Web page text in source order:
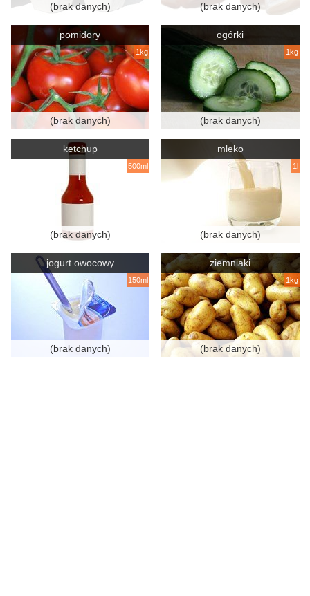
(brak danych) (brak danych)
pomidory
1kg
(brak danych)
ogórki
1kg
(brak danych)
ketchup
500ml
(brak danych)
mleko
1l
(brak danych)
jogurt owocowy
150ml
(brak danych)
ziemniaki
1kg
(brak danych)